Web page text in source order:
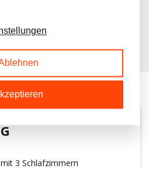
IN NL BEIM KAUF
MIT A 9.6/10
3 Schlafzimmern